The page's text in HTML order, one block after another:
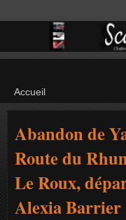
Abandon de
Route du
Le Roux,
Alexia Barrier